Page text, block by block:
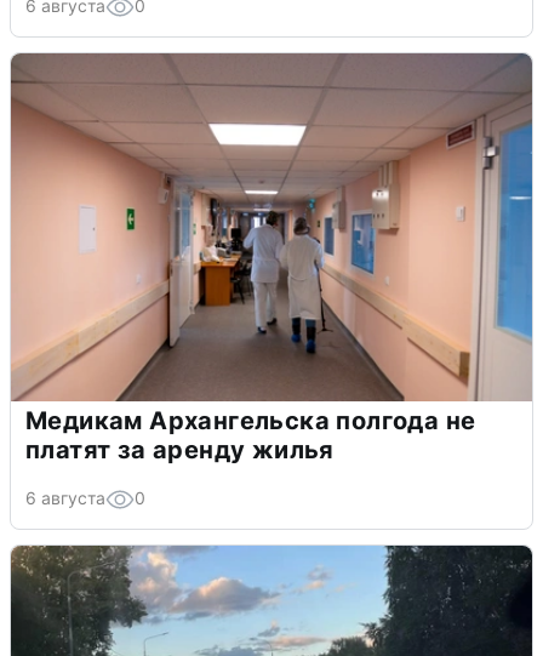
6 августа 0
Медикам Архангельска полгода не
платят за аренду жилья
6 августа 0